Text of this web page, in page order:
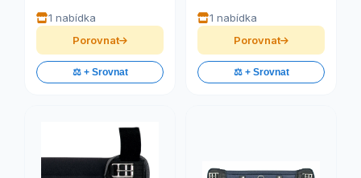
1 nabídka
Porovnat
⚖️ + Srovnat
1 nabídka
Porovnat
⚖️ + Srovnat